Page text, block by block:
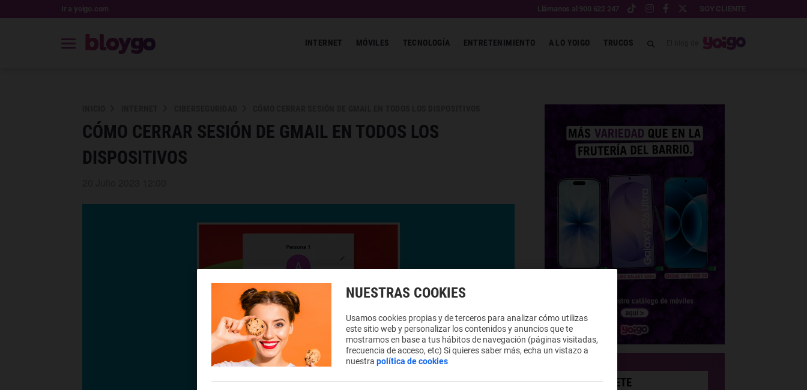
Ir a yoigo.com Llámanos al 900 622 247 SOY CLIENTE
INTERNET MÓVILES TECNOLOGÍA ENTRETENIMIENTO A LO YOIGO TRUCOS
CÓMO CERRAR SESIÓN DE GMAIL EN TODOS LOS
DISPOSITIVOS
SUSCRÍBETE
NUESTRAS COOKIES
Usamos cookies propias y de terceros para analizar cómo utilizas
este sitio web y personalizar los contenidos y anuncios que te
mostramos en base a tus hábitos de navegación (páginas visitadas,
frecuencia de acceso, etc) Si quieres saber más, echa un vistazo a
nuestrapolítica de cookies